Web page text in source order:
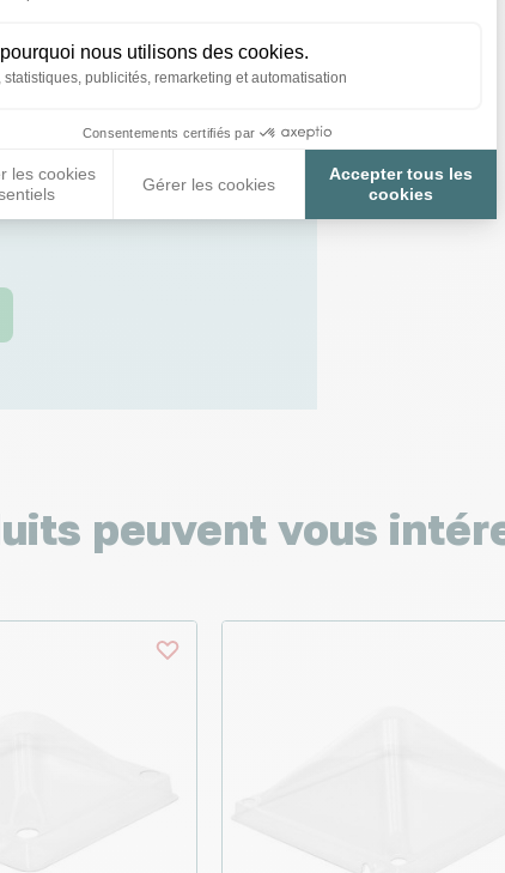
nous utilisons des cookies.
statistiques, publicités, remarketing et automatisation
Consentements certifiés par
les cookies
Gérer les cookies
Accepter tous les
cookies
vos
peuvent vous